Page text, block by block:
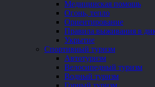
Медицинская помощь
Огонь, тепло
Ориентирование
Правила выживания в
Укрытие
Спортивный туризм
Автотуризм
Велосипедный туризм
Водный туризм
Горный туризм